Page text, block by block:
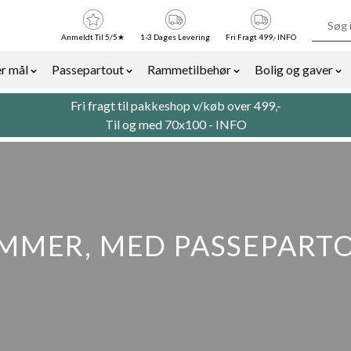
mål
Passepartout
Rammetilbehør
Bolig og gaver
Anmeldt Til 5/5★ 1-3 Dages Levering Fri Fragt 499,- INFO
Fri fragt til pakkeshop v/køb over 499,-
Til og med 70x100 - INFO
MED